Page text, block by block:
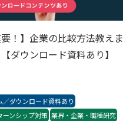
！】企業の比較方法教えま
ダウンロード資料あり】
／ダウンロード資料あり
ーンシップ対策 業界・企業・職種研究